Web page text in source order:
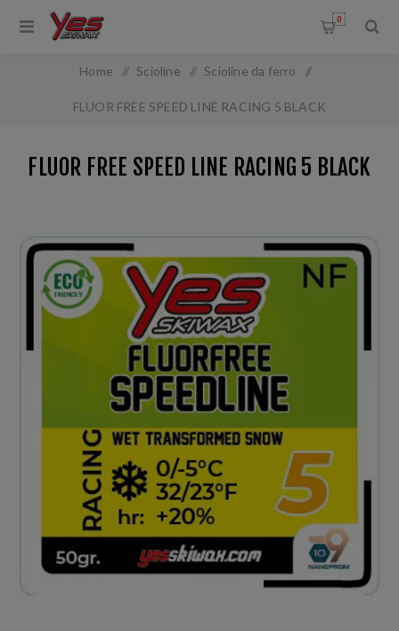
0
Home / Scioline / Scioline da ferro /
FLUOR FREE SPEED LINE RACING 5 BLACK
FLUOR FREE SPEED LINE RACING 5 BLACK